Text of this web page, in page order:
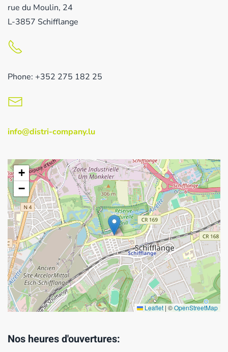
rue du Moulin, 24
L-3857 Schifflange
Phone: +352 275 182 25
info@distri-company.lu
+
−
Leaflet | ©OpenStreetMap
Nos heures d'ouvertures: